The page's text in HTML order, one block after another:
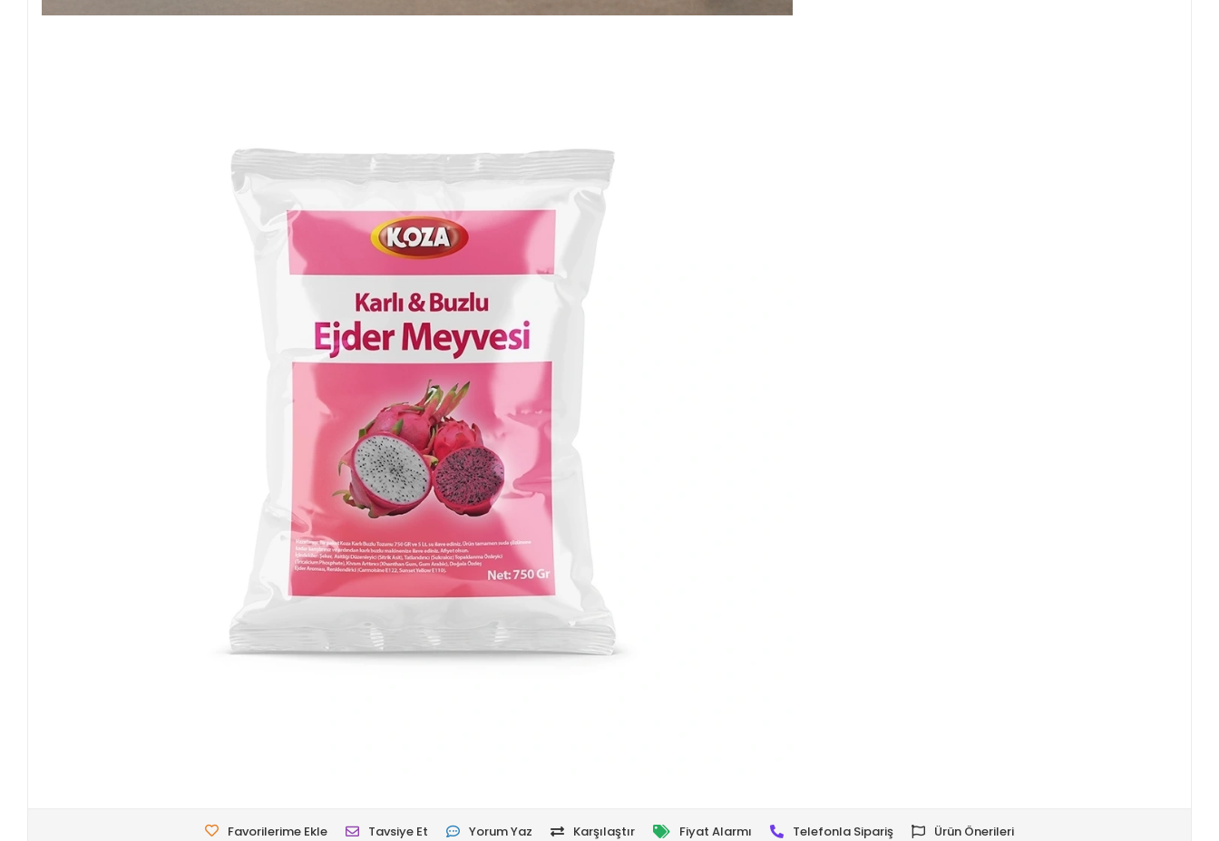
Favorilerime Ekle Tavsiye Et Yorum Yaz Karşılaştır Fiyat Alarmı Telefonla Sipariş Ürün Önerileri